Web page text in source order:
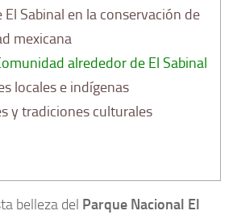
El Sabinal en la conservación de
mexicana
alrededor de El Sabinal
locales e indígenas
y tradiciones culturales
belleza del Parque Nacional El